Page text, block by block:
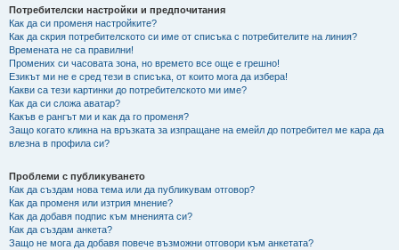
Потребителски настройки и предпочитания
Как да си променя настройките?
Как да скрия потребителското си име от списъка с потребителите на линия?
Времената не са правилни!
Промених си часовата зона, но времето все още е грешно!
Езикът ми не е сред тези в списъка, от които мога да избера!
Какви са тези картинки до потребителското ми име?
Как да си сложа аватар?
Какъв е рангът ми и как да го променя?
Защо когато кликна на връзката за изпращане на емейл до потребител ме кара да
влезна в профила си?
Проблеми с публикуването
Как да създам нова тема или да публикувам отговор?
Как да променя или изтрия мнение?
Как да добавя подпис към мненията си?
Как да създам анкета?
Защо не мога да добавя повече възможни отговори към анкетата?